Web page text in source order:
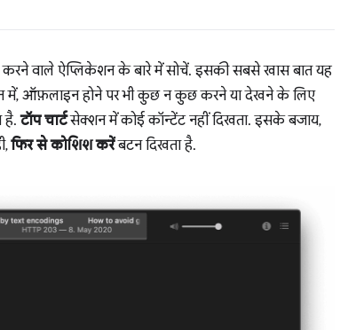
करने वाले ऐप्लिकेशन के बारे में सोचें. इसकी सबसे खास बात यह
में, ऑफ़लाइन होने पर भी कुछ न कुछ करने या देखने के लिए
है.टॉप चार्टसेक्शन में कोई कॉन्टेंट नहीं दिखता. इसके बजाय,
फिर से कोशिश करेंबटन दिखता है.